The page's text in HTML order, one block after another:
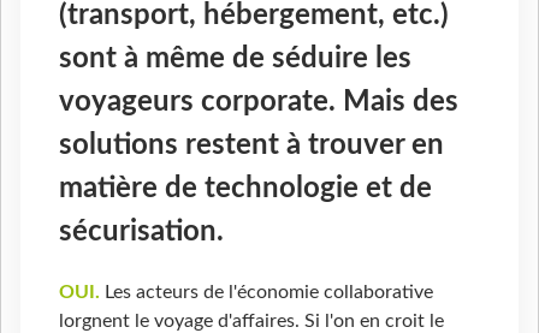
(transport, hébergement, etc.)
sont à même de séduire les
voyageurs corporate. Mais des
solutions restent à trouver en
matière de technologie et de
sécurisation.
OUI. Les acteurs de l'économie collaborative
lorgnent le voyage d'affaires. Si l'on en croit le